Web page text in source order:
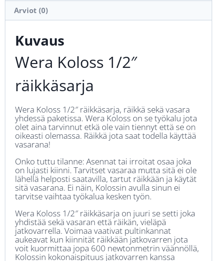
Arviot (0)
Kuvaus
Wera Koloss 1/2″
räikkäsarja
Wera Koloss 1/2″ räikkäsarja, räikkä sekä vasara
yhdessä paketissa. Wera Koloss on se työkalu jota
olet aina tarvinnut etkä ole vain tiennyt että se on
oikeasti olemassa. Räikkä jota saat todella käyttää
vasarana!
Onko tuttu tilanne: Asennat tai irroitat osaa joka
on lujasti kiinni. Tarvitset vasaraa mutta sitä ei ole
lähellä helposti saatavilla, tartut räikkään ja käytät
sitä vasarana. Ei näin, Kolossin avulla sinun ei
tarvitse vaihtaa työkalua kesken työn.
Wera Koloss 1/2″ räikkäsarja on juuri se setti joka
yhdistää sekä vasaran että räikän, vieläpä
jatkovarrella. Voimaa vaativat pultinkannat
aukeavat kun kiinnität räikkään jatkovarren jota
voit kuormittaa jopa 600 newtonmetrin väännöllä,
Kolossin kokonaispituus jatkovarren kanssa